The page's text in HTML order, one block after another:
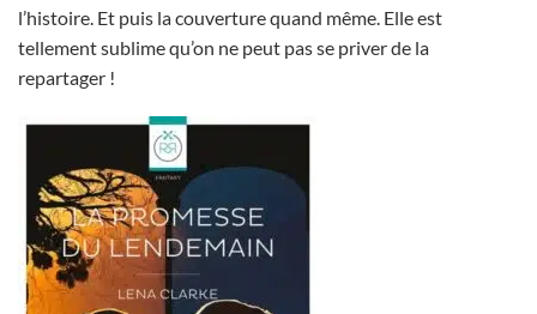
l’histoire. Et puis la couverture quand même. Elle est
tellement sublime qu’on ne peut pas se priver de la
repartager !